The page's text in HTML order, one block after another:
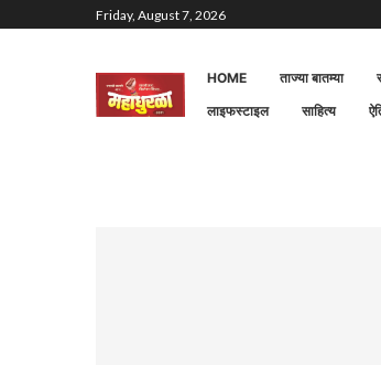
Friday, August 7, 2026
HOME ताज्या बातम्या
लाइफस्टाइल
साहित्य